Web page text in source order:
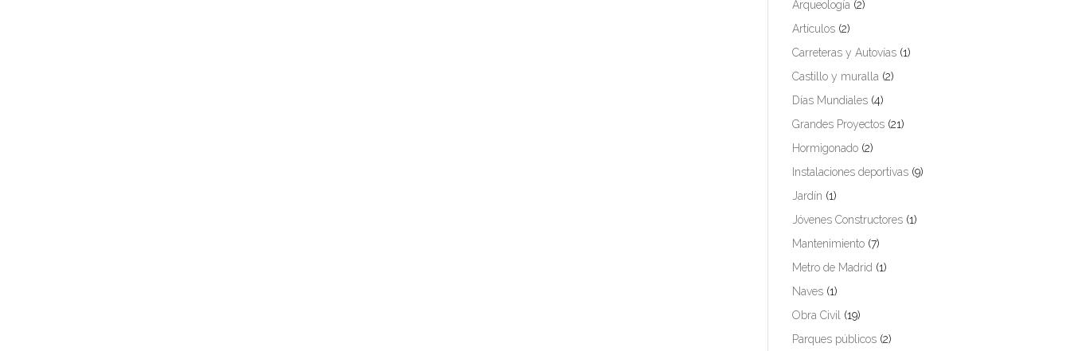
Arqueología(2)
Artículos(2)
Carreteras y Autovías(1)
Castillo y muralla(2)
Días Mundiales(4)
Grandes Proyectos(21)
Hormigonado(2)
Instalaciones deportivas(9)
Jardín (1)
Jóvenes Constructores(1)
Mantenimiento(7)
Metro de Madrid (1)
Naves(1)
Obra Civil(19)
Parques públicos(2)